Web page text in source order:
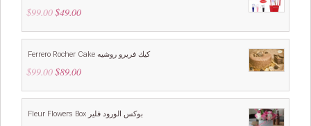
$99.00 Original
was:
$49.00Current
is:
Ferrero Rocher Cake كيك فريرو روشيه
$99.00 Original
was:
$89.00Current
is:
Fleur Flowers Box بوكس الورود فلير